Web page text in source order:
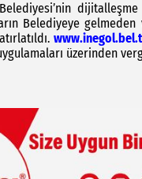
dijitalleşme
Belediyeye
üzerinden